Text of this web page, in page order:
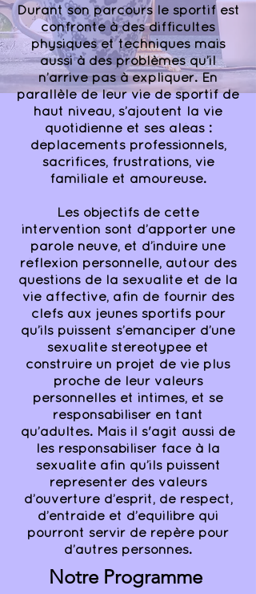
Durant son parcours le sportif est
confronté à des difficultés
physiques et techniques mais
aussi à des problèmes qu’il
n’arrive pas à expliquer. En
parallèle de leur vie de sportif de
haut niveau, s’ajoutent la vie
quotidienne et ses aléas :
déplacements professionnels,
sacrifices, frustrations, vie
familiale et amoureuse.
Les objectifs de cette
intervention sont d’apporter une
parole neuve, et d’induire une
réflexion personnelle, autour des
questions de la sexualité et de la
vie affective, afin de fournir des
clefs aux jeunes sportifs pour
qu’ils puissent s’émanciper d’une
sexualité stéréotypée et
construire un projet de vie plus
proche de leur valeurs
personnelles et intimes, et se
responsabiliser en tant
qu’adultes. Mais il s'agit aussi de
les responsabiliser face à la
sexualité afin qu’ils puissent
représenter des valeurs
d’ouverture d’esprit, de respect,
d’entraide et d’équilibre qui
pourront servir de repère pour
d’autres personnes.
Notre Programme